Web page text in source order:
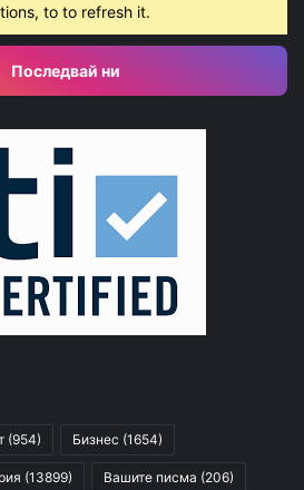
to to refresh it.
Последвай ни
(954) Бизнес (1654)
(13899) Вашите писма (206)